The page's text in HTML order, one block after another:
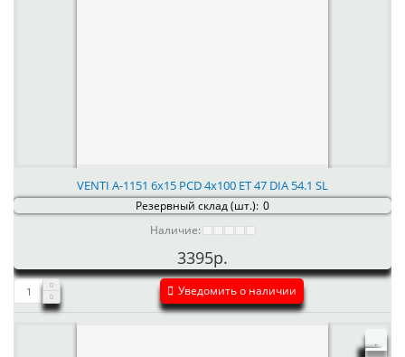
VENTI А-1151 6x15 PCD 4x100 ET 47 DIA 54.1 SL
Резервный склад (шт.): 0
Наличие:
3395р.
Уведомить о наличии